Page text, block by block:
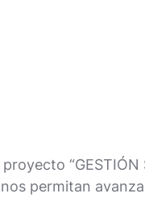
permitan